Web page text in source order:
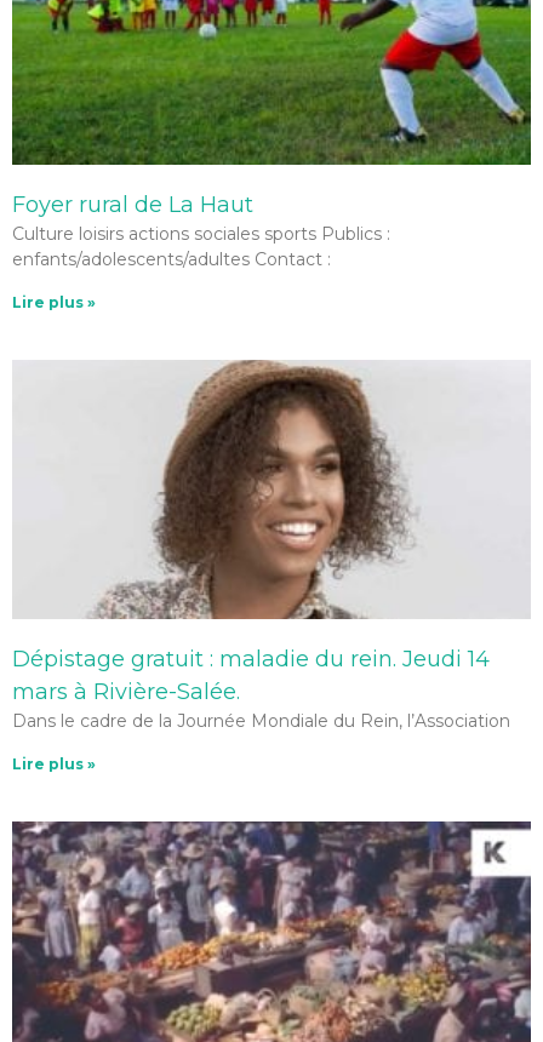
Foyer rural de La Haut
Culture loisirs actions sociales sports Publics :
enfants/adolescents/adultes Contact :
Lire plus »
Dépistage gratuit : maladie du rein. Jeudi 14
mars à Rivière-Salée.
Dans le cadre de la Journée Mondiale du Rein, l’Association
Lire plus »